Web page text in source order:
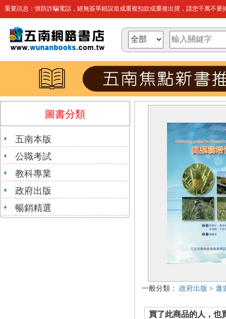
重要訊息：慎防詐騙電話，絕無簽單錯誤造成重複扣款或重複出貨，請您千萬不要
圖書分類
五南本版
公職考試
教科專業
政府出版
暢銷精選
一般分類： 政府出版 > 遨
買了此商品的人，也